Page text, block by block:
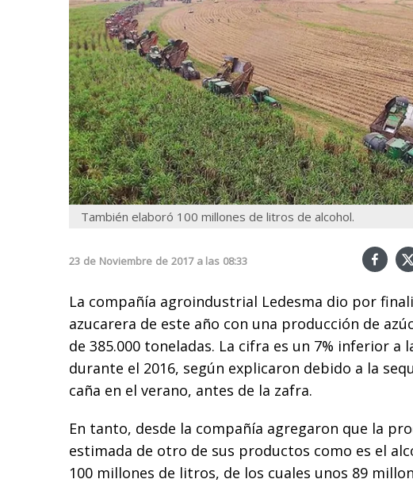
También elaboró 100 millones de litros de alcohol.
23 de Noviembre de 2017 a las 08:33
La compañía agroindustrial Ledesma dio por
azucarera de este año con una producción de
de 385.000 toneladas. La cifra es un 7% inferior a
durante el 2016, según explicaron debido a la
caña en el verano, antes de la zafra.
En tanto, desde la compañía agregaron que la
estimada de otro de sus productos como es el
100 millones de litros, de los cuales unos 89